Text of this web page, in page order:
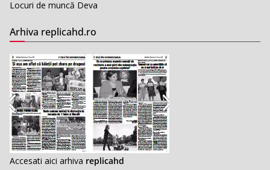
Locuri de muncă Deva
Arhiva replicahd.ro
Accesati aici arhiva replicahd